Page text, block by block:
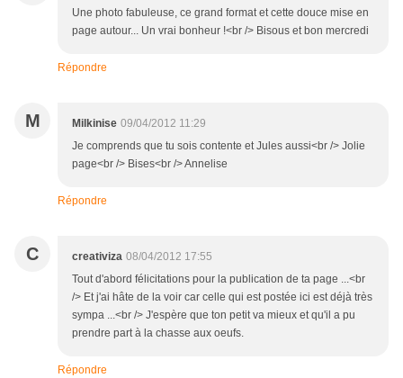
Une photo fabuleuse, ce grand format et cette douce mise en
page autour... Un vrai bonheur !<br /> Bisous et bon mercredi
Répondre
M Milkinise 09/04/2012 11:29
Je comprends que tu sois contente et Jules aussi<br /> Jolie
page<br /> Bises<br /> Annelise
Répondre
C creativiza 08/04/2012 17:55
Tout d'abord félicitations pour la publication de ta page ...<br
/> Et j'ai hâte de la voir car celle qui est postée ici est déjà très
sympa ...<br /> J'espère que ton petit va mieux et qu'il a pu
prendre part à la chasse aux oeufs.
Répondre